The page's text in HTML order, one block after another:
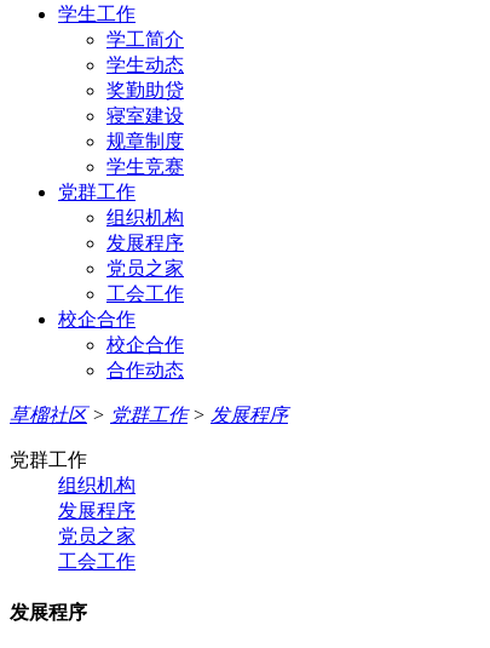
学生工作
学工简介
学生动态
奖勤助贷
寝室建设
规章制度
学生竞赛
党群工作
组织机构
发展程序
党员之家
工会工作
校企合作
校企合作
合作动态
草榴社区> 党群工作> 发展程序
党群工作
组织机构
发展程序
党员之家
工会工作
发展程序